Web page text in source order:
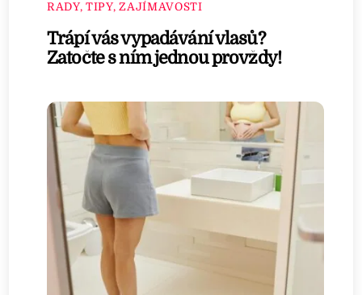
RADY, TIPY, ZAJÍMAVOSTI
Trápí vás vypadávání vlasů?
Zatočte s ním jednou provždy!